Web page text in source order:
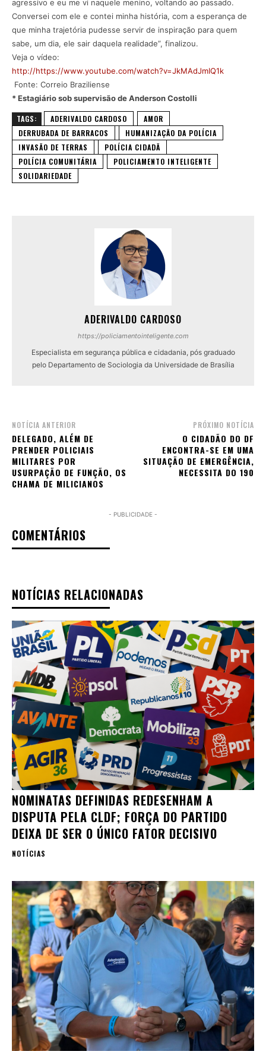
agressivo e eu me vi naquele menino, voltando ao passado.
Conversei com ele e contei minha história, com a esperança de
que minha trajetória pudesse servir de inspiração para quem
sabe, um dia, ele sair daquela realidade”, finalizou.
Veja o vídeo:
http://https://www.youtube.com/watch?v=JkMAdJmIQ1k
Fonte: Correio Braziliense
* Estagiário sob supervisão de Anderson Costolli
TAGS: ADERIVALDO CARDOSO
AMOR
DERRUBADA DE BARRACOS
HUMANIZAÇÃO DA POLÍCIA
INVASÃO DE TERRAS
POLÍCIA CIDADÃ
POLÍCIA COMUNITÁRIA
POLICIAMENTO INTELIGENTE
SOLIDARIEDADE
ADERIVALDO CARDOSO
https://policiamentointeligente.com
Especialista em segurança pública e cidadania, pós graduado
pelo Departamento de Sociologia da Universidade de Brasília
NOTÍCIA ANTERIOR
DELEGADO, ALÉM DE
PRENDER POLICIAIS
MILITARES POR
USURPAÇÃO DE FUNÇÃO, OS
CHAMA DE MILICIANOS
PRÓXIMO NOTÍCIA
O CIDADÃO DO DF
ENCONTRA-SE EM UMA
SITUAÇÃO DE EMERGÊNCIA,
NECESSITA DO 190
- PUBLICIDADE -
COMENTÁRIOS
NOTÍCIAS RELACIONADAS
NOMINATAS DEFINIDAS REDESENHAM A
DISPUTA PELA CLDF; FORÇA DO PARTIDO
DEIXA DE SER O ÚNICO FATOR DECISIVO
NOTÍCIAS